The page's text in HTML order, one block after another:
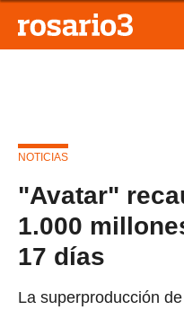
NOTICIAS
"Avatar"
1.000
17 días
La superproducción